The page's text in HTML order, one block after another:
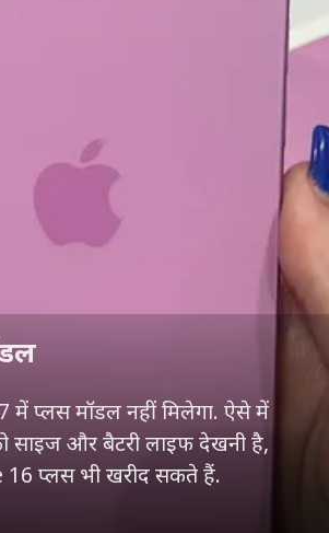
में प्लस मॉडल नहीं मिलेगा. ऐसे में
और बैटरी लाइफ देखनी है,
16 प्लस भी खरीद सकते हैं.